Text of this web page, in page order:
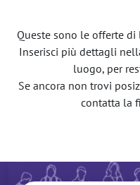
Queste sono le offerte
Inserisci più dettagli
luogo, per
Se ancora non trovi
contatta la